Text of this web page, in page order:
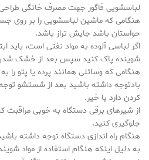
لباسشویی فاگور جهت مصرف خانگی
هنگامی که ماشین لباسشویی را بر روی
حواستان باشد جایش تراز باشد.
اگر لباسی آلوده به مواد نفتی است، باید
شوینده پاک کنید سپس بعد از خشک شدن
هنگامی که وسائلی همانند پرده یا پتو
بادتوجه داشته باشید بعد از شستشو توجه
کردن دارد یا خیر.
از شیرهای برقی دستگاه به خوبی مراقبت
جلوگیری کنید.
هنگام راه اندازی دستگاه توجه داشته
به دلیل اینکه هنگام استفاده از مواد